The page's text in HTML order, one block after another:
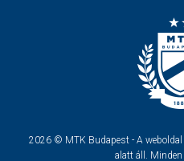
2026 © MTK Budapest - A weboldal
alatt áll.